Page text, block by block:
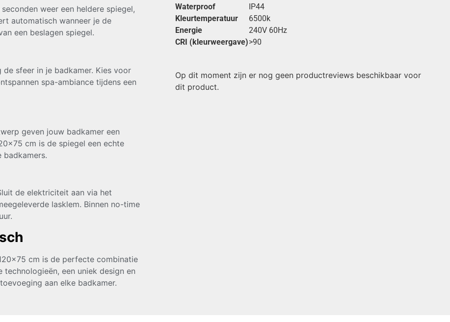
weer een heldere spiegel,
automatisch wanneer je de
een beslagen spiegel.
sfeer in je badkamer. Kies voor
spa-ambiance tijdens een
geven jouw badkamer een
cm is de spiegel een echte
de elektriciteit aan via het
lasklem. Binnen no-time
cm is de perfecte combinatie
een uniek design en
aan elke badkamer.
Waterproof
IP44
Kleurtemperatuur
6500k
Energie
240V 60Hz
CRI (kleurweergave)>90
Op dit moment zijn er nog geen productreviews beschikbaar voor
dit product.